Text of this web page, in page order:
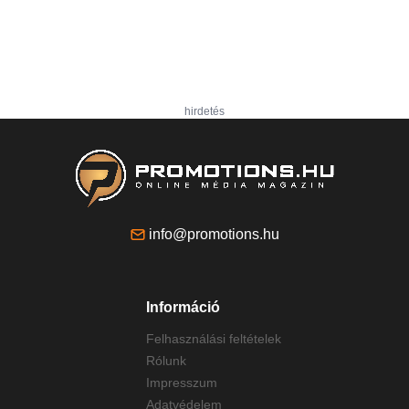
hirdetés
info@promotions.hu
Információ
Felhasználási feltételek
Rólunk
Impresszum
Adatvédelem